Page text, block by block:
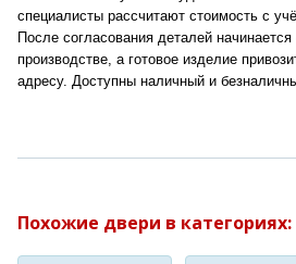
специалисты рассчитают стоимость с
После согласования деталей
производстве, а готовое изделие
адресу. Доступны наличный и
Похожие двери в категориях: